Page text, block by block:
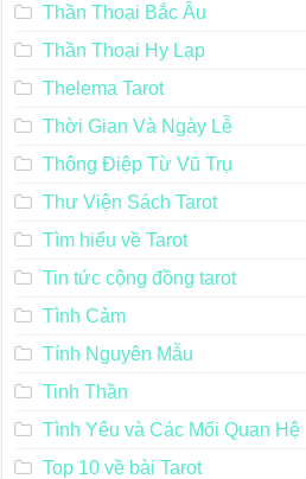
Thần Thoại Bắc Âu
Thần Thoại Hy Lạp
Thelema Tarot
Thời Gian Và Ngày Lễ
Thông Điệp Từ Vũ Trụ
Thư Viện Sách Tarot
Tìm hiểu về Tarot
Tin tức cộng đồng tarot
Tình Cảm
Tính Nguyên Mẫu
Tinh Thần
Tình Yêu và Các Mối Quan Hệ
Top 10 về bài Tarot